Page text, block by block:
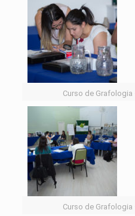
Curso de
Curso de